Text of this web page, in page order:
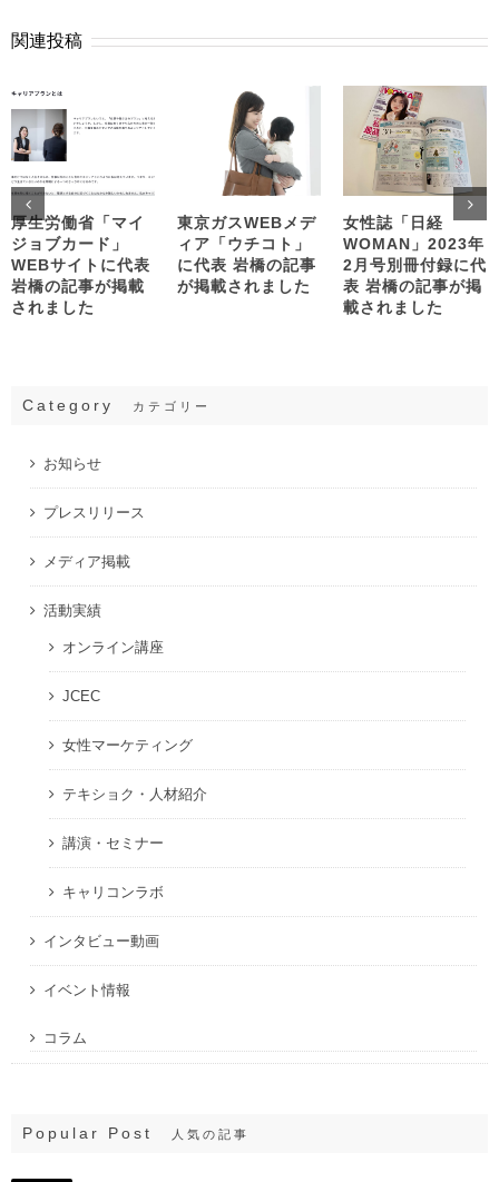
関連投稿
厚生労働省「マイ
ジョブカード」
WEBサイトに代表
岩橋の記事が掲載
されました
東京ガスWEBメデ
ィア「ウチコト」
に代表 岩橋の記事
が掲載されました
女性誌「日経
WOMAN」2023年
2月号別冊付録に代
表 岩橋の記事が掲
載されました
Category カテゴリー
お知らせ
プレスリリース
メディア掲載
活動実績
オンライン講座
JCEC
女性マーケティング
テキショク・人材紹介
講演・セミナー
キャリコンラボ
インタビュー動画
イベント情報
コラム
Popular Post 人気の記事